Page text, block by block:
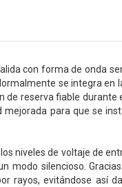
con forma de onda
se integra en
reserva fiable durante
para que se
niveles de voltaje de
modo silencioso.
rayos, evitándose así